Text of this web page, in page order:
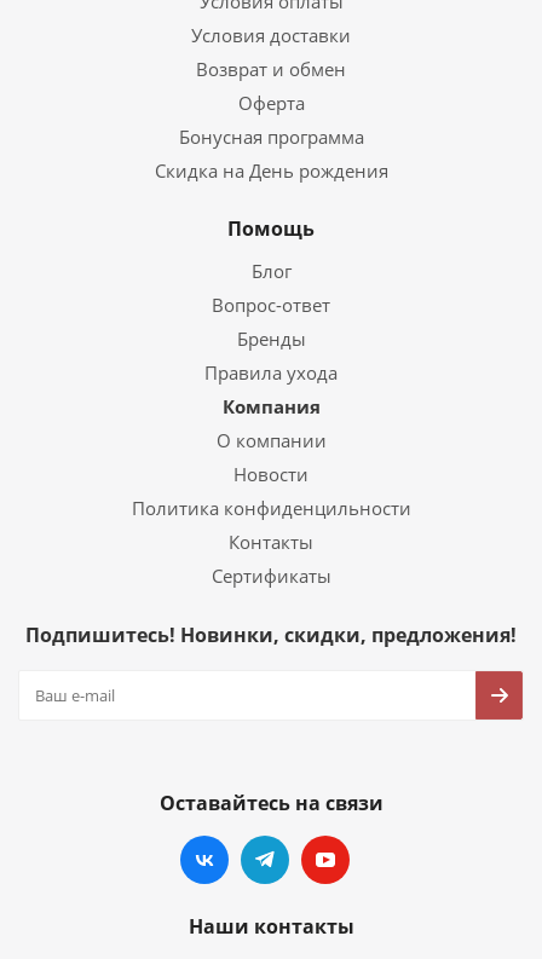
Условия доставки
Возврат и обмен
Оферта
Бонусная программа
Скидка на День рождения
Помощь
Блог
Вопрос-ответ
Бренды
Правила ухода
Компания
О компании
Новости
Политика конфиденцильности
Контакты
Сертификаты
Подпишитесь! Новинки, скидки, предложения!
Оставайтесь на связи
Наши контакты